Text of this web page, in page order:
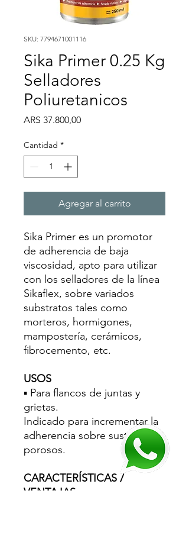
SKU: 7794671001116
Sika Primer 0.25 Kg
Selladores
Poliuretanicos
ARS 37.800,00Precio
Cantidad *
Agregar al carrito
Sika Primer es un promotor
de adherencia de baja
viscosidad, apto para utilizar
con los selladores de la línea
Sikaflex, sobre variados
substratos tales como
morteros, hormigones,
mampostería, cerámicos,
fibrocemento, etc.
USOS
▪ Para flancos de juntas y
grietas.
Indicado para incrementar la
adherencia sobre sustratos
porosos.
CARACTERÍSTICAS /
VENTAJAS